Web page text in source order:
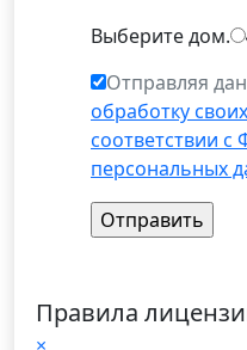
Выберитедом.
Отправляя
обработку
соответствии
персональных
Правила